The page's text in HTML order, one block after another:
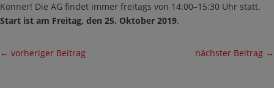
Könner! Die AG findet immer freitags von 14:00–15:30 Uhr statt.
Start ist am Freitag, den 25. Oktober 2019.
← vorheriger Beitrag nächster Beitrag →